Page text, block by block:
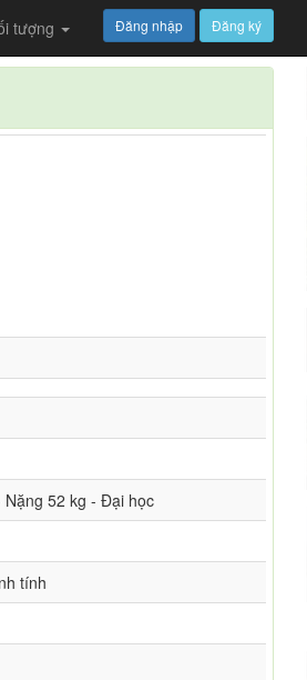
tượng Đăng nhập Đăng ký
52 kg - Đại học
tính